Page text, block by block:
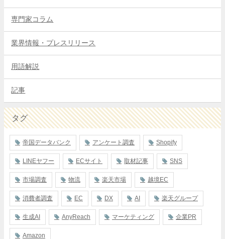
専門家コラム
業界情報・プレスリリース
用語解説
記事
タグ
帝国データバンク アンケート調査 Shopify
LINEヤフー ECサイト 取材記事 SNS
市場調査 物流 楽天市場 越境EC
消費者調査 EC DX AI 楽天グループ
生成AI AnyReach マーケティング 企業PR
Amazon